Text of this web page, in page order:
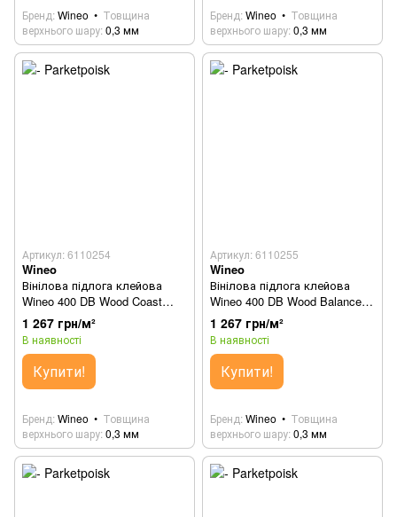
Бренд Wineo
Товщина
верхнього шару 0,3 мм
Бренд Wineo
Товщина
верхнього шару 0,3 мм
Артикул: 6110254
Wineo
Вінілова підлога клейова
Wineo 400 DB Wood Coast
Pine Taupe DB284WL
1 267 грн/м²
В наявності
Купити!
Бренд Wineo
Товщина
верхнього шару 0,3 мм
Артикул: 6110255
Wineo
Вінілова підлога клейова
Wineo 400 DB Wood Balanced
Oak Brown DB285WL
1 267 грн/м²
В наявності
Купити!
Бренд Wineo
Товщина
верхнього шару 0,3 мм